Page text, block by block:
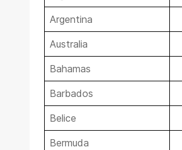
Argentina
Australia
Bahamas
Barbados
Belice
Bermuda